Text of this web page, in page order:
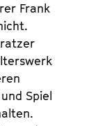
Frank
Spiel